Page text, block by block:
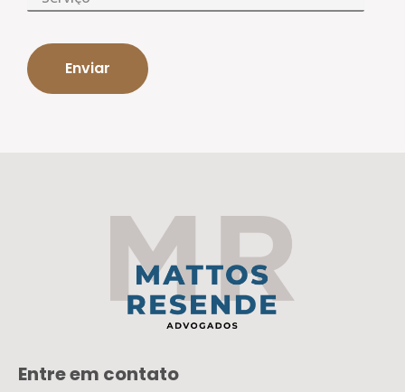
Entre em contato